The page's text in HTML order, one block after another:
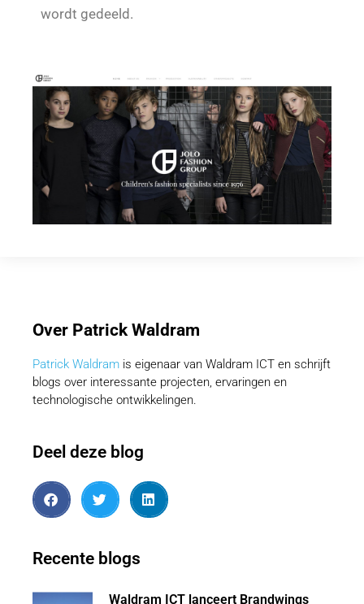
wordt gedeeld.
Over Patrick Waldram
Patrick Waldram is eigenaar van Waldram ICT en schrijft
blogs over interessante projecten, ervaringen en
technologische ontwikkelingen.
Deel deze blog
Recente blogs
Waldram ICT lanceert Brandwings